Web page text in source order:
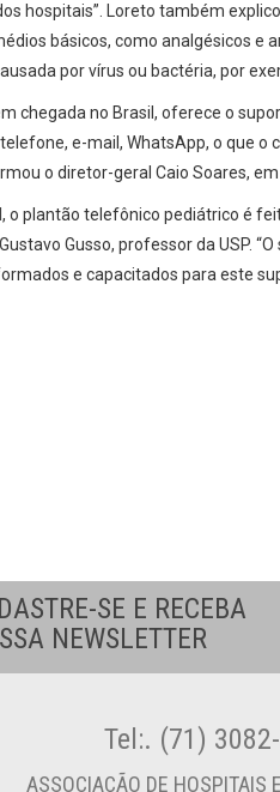
hospitais”. Loreto também
básicos, como analgésicos e
por vírus ou bactéria, por
chegada no Brasil, oferece o
e-mail, WhatsApp, o que o
o diretor-geral Caio Soares, em
o plantão telefônico pediátrico é
Gusso, professor da USP.
e capacitados para este
SE E RECEBA
NEWSLETTER
Tel:. (71)
ASSOCIAÇÃO DE HOSPITAIS